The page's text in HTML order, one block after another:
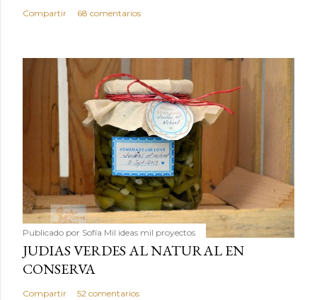
Compartir 68 comentarios
Publicado por Sofía Mil ideas mil proyectos
JUDIAS VERDES AL NATURAL EN
CONSERVA
Compartir 52 comentarios